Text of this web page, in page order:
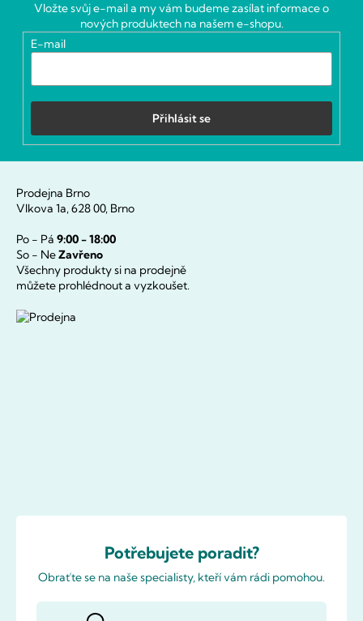
Vložte svůj e-mail a my vám budeme zasílat informace o
nových produktech na našem e-shopu.
E-mail
Přihlásit se
Prodejna Brno
Vlkova 1a, 628 00, Brno
Po - Pá 9:00 - 18:00
So - NeZavřeno
Všechny produkty si na prodejně
můžete prohlédnout a vyzkoušet.
Potřebujete poradit?
Obraťte se na naše specialisty, kteří vám rádi pomohou.